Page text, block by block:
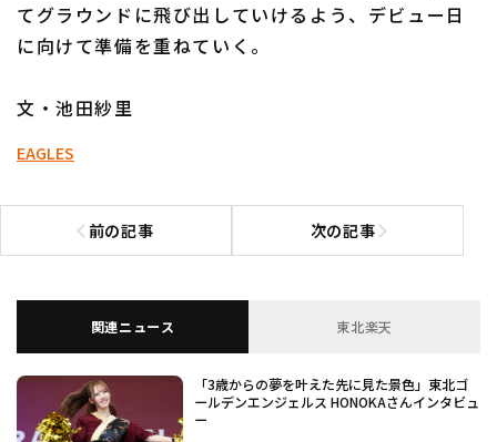
てグラウンドに飛び出していけるよう、デビュー日
に向けて準備を重ねていく。
文・池田紗里
EAGLES
前の記事
前の記事へ 次の記事次の記事へ
関連ニュース 東北楽天
「3歳からの夢を叶えた先に見た景色」東北ゴ
ールデンエンジェルス HONOKAさんインタビュ
ー